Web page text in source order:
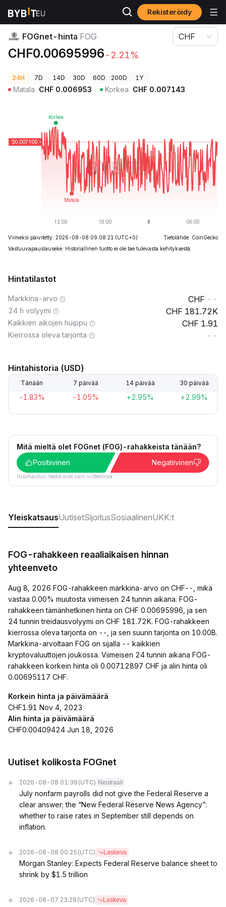
Rekisteröidy
Kryptohinnat
FOGnet-hinta FOG
CHF0.00695996-2.21%
CHF
24H 7D 14D 30D 60D 200D 1Y
Matala CHF 0.006953 Korkea CHF 0.007143
Viimeksi päivitetty: 2026-08-08 09:08:21 (UTC+0)
Tietolähde: CoinGecko
Vastuuvapauslauseke: Historiallinen tuotto ei ole tae tulevasta kehityksestä.
Hintatilastot
Markkina-arvo --
24 h volyymi 181.72K
Kaikkien aikojen huippu 1.91
Kierrossa oleva tarjonta --
Hintahistoria (USD)
Tänään 7 päivää 14 päivää 30 päivää
-1.83% -1.05% +2.95% +2.99%
Mitä mieltä olet FOGnet (FOG)-rahakkeista tänään?
Positiivinen
Negatiivinen
Huomautus: tiedot ovat vain viitteellisiä.
YleiskatsausUutisetSijoitusSosiaalinenUKK:t
FOG-rahakkeen reaaliaikaisen hinnan
yhteenveto
Aug 8, 2026 FOG-rahakkeen markkina-arvo on CHF--, mikä
vastaa 0.00% muutosta viimeisen 24 tunnin aikana. FOG-
rahakkeen tämänhetkinen hinta on CHF 0.00695996, ja sen
24 tunnin treidausvolyymi on CHF 181.72K. FOG-rahakkeen
kierrossa oleva tarjonta on --, ja sen suurin tarjonta on 10.00B.
Markkina-arvoltaan FOG on sijalla -- kaikkien
kryptovaluuttojen joukossa. Viimeisen 24 tunnin aikana FOG-
rahakkeen korkein hinta oli 0.00712897 CHF ja alin hinta oli
0.00695117 CHF.
Korkein hinta ja päivämäärä
CHF1.91 Nov 4, 2023
Alin hinta ja päivämäärä
CHF0.00409424 Jun 18, 2026
Uutiset kolikosta FOGnet
2026-08-08 01:39 (UTC) Neutraali
July nonfarm payrolls did not give the Federal Reserve a
clear answer; the “New Federal Reserve News Agency”:
whether to raise rates in September still depends on
inflation.
2026-08-08 00:25 (UTC) Laskeva
Morgan Stanley: Expects Federal Reserve balance sheet to
shrink by $1.5 trillion
2026-08-07 23:28 (UTC) Laskeva